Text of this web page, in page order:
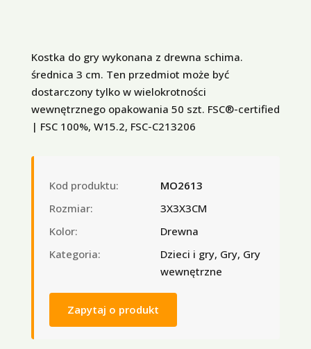
Kostka do gry wykonana z drewna schima.
średnica 3 cm. Ten przedmiot może być
dostarczony tylko w wielokrotności
wewnętrznego opakowania 50 szt. FSC®-certified
| FSC 100%, W15.2, FSC-C213206
Kod produktu:
MO2613
Rozmiar:
3X3X3CM
Kolor:
Drewna
Kategoria:
Dzieci i gry, Gry, Gry
wewnętrzne
Zapytaj o produkt